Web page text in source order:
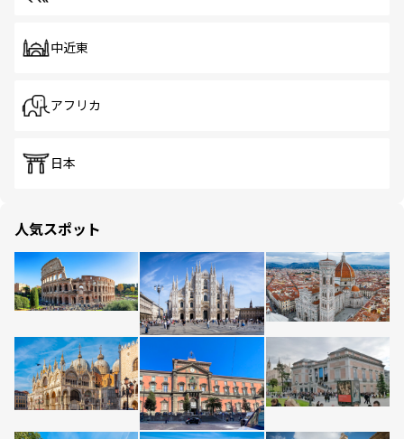
中近東
アフリカ
日本
人気スポット